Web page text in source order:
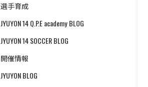
選手育成
JYUYON 14 Q.P.E academy BLOG
JYUYON 14 SOCCER BLOG
開催情報
JYUYON BLOG